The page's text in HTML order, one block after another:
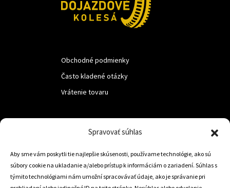
Spravovať súhlas
Aby sme vám poskytli tie najlepšie skúsenosti, používame technológie, ako sú
súbory cookie na ukladanie a/alebo prístup k informáciám o zariadení. Súhlas s
týmito technológiami nám umožní spracovávať údaje, ako je správanie pri
Obchodné podmienky
Často kladené otázky
Vrátenie tovaru
Trstená 02801